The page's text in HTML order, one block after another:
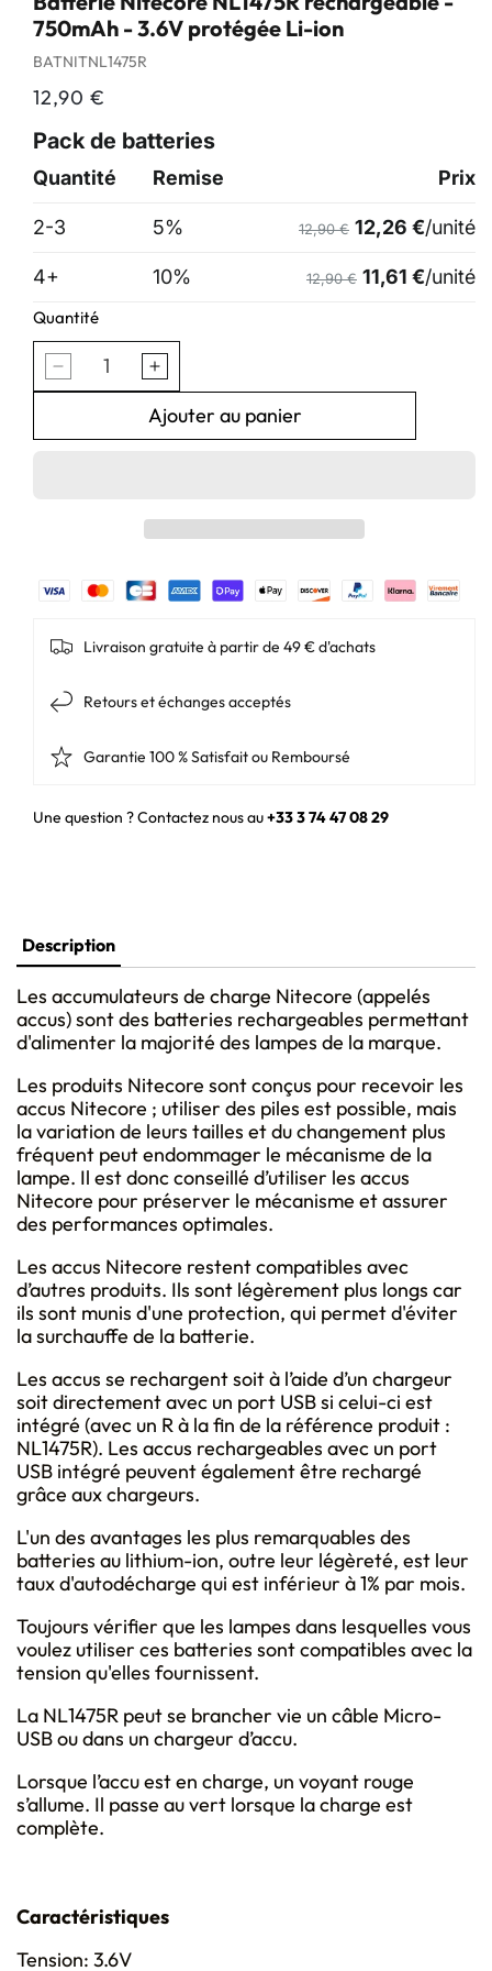
750mAh - 3.6V protégée Li-ion
SKU:
BATNITNL1475R
Prix
habituel
12,90 €
Quantité
Réduire
la
Batterie
protégée
Li-
Augmenter
la
quantité
de
Batterie
protégée
Li-
Ajouter au panier
Livraison gratuite à partir de 49 € d'achats
Retours et échanges acceptés
Garantie 100 % Satisfait ou Remboursé
Une question ? Contactez nous au+33 3 74 47 08 29
Description
Les accumulateurs de charge Nitecore (appelés
accus) sont des batteries rechargeables permettant
d'alimenter la majorité des lampes de la marque.
Les produits Nitecore sont conçus pour recevoir les
accus Nitecore ; utiliser des piles est possible, mais
la variation de leurs tailles et du changement plus
fréquent peut endommager le mécanisme de la
lampe. Il est donc conseillé d’utiliser les accus
Nitecore pour préserver le mécanisme et assurer
des performances optimales.
Les accus Nitecore restent compatibles avec
d’autres produits. Ils sont légèrement plus longs car
ils sont munis d'une protection, qui permet d'éviter
la surchauffe de la batterie.
Les accus se rechargent soit à l’aide d’un chargeur
soit directement avec un port USB si celui-ci est
intégré (avec un R à la fin de la référence produit :
NL1475R). Les accus rechargeables avec un port
USB intégré peuvent également être rechargé
grâce aux chargeurs.
L'un des avantages les plus remarquables des
batteries au lithium-ion, outre leur légèreté, est leur
taux d'autodécharge qui est inférieur à 1% par mois.
Toujours vérifier que les lampes dans lesquelles vous
voulez utiliser ces batteries sont compatibles avec la
tension qu'elles fournissent.
La NL1475R peut se brancher vie un câble Micro-
USB ou dans un chargeur d’accu.
Lorsque l’accu est en charge, un voyant rouge
s’allume. Il passe au vert lorsque la charge est
complète.
Caractéristiques
Tension: 3.6V